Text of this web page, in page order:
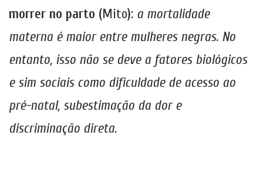
morrer no parto (Mito): a mortalidade
materna é maior entre mulheres negras. No
entanto, isso não se deve a fatores biológicos
e sim sociais como dificuldade de acesso ao
pré-natal, subestimação da dor e
discriminação direta.